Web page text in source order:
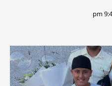
9:46